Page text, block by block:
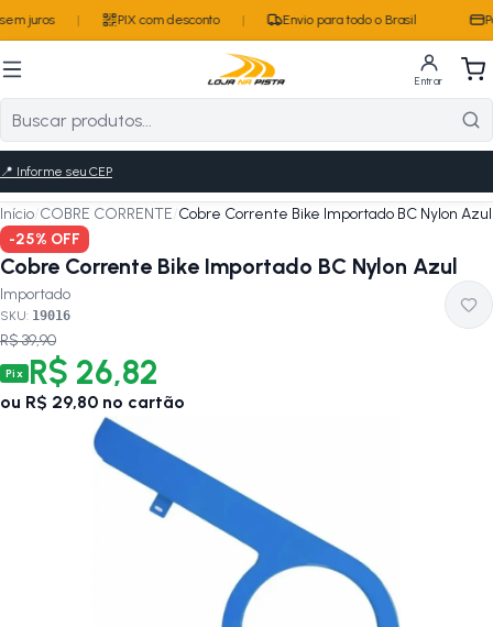
juros PIX com desconto Envio para todo o Brasil
Entrar
📍 Informe seu CEP
Início/COBRE CORRENTE/Cobre Corrente Bike Importado BC Nylon Azul
-25% OFF
Cobre Corrente Bike Importado BC Nylon Azul
Importado
SKU: 19016
R$ 39,90
Pix R$ 26,82
ou R$ 29,80 no cartão